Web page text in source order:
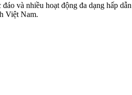
và nhiều hoạt động đa dạng hấp
Việt Nam.